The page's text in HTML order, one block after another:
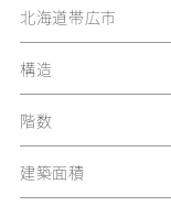
北海道帯広市
構造
階数
建築面積